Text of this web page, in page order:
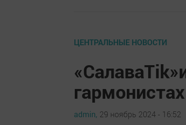
ЦЕНТРАЛЬНЫЕ НОВОСТИ
гармонистах
admin, 29 ноябрь 2024 - 16:52